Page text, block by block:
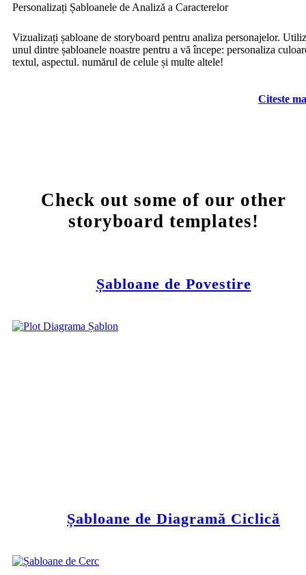
Personalizați Șabloanele de Analiză a Caracterelor
Vizualizați șabloane de storyboard pentru analiza personajelor.
unul dintre șabloanele noastre pentru a vă începe: personaliza
textul, aspectul. numărul de celule și multe altele!
Citeste
Check out some of our other
storyboard templates!
Șabloane de Povestire
Șabloane de Diagramă Ciclică